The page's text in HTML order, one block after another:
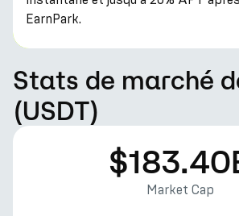
EarnPark.
Stats de marché
(USDT)
Market Cap